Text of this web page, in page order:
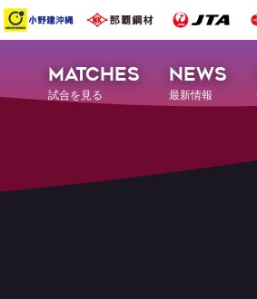
MATCHES
試合を見る
NEWS
最新情報